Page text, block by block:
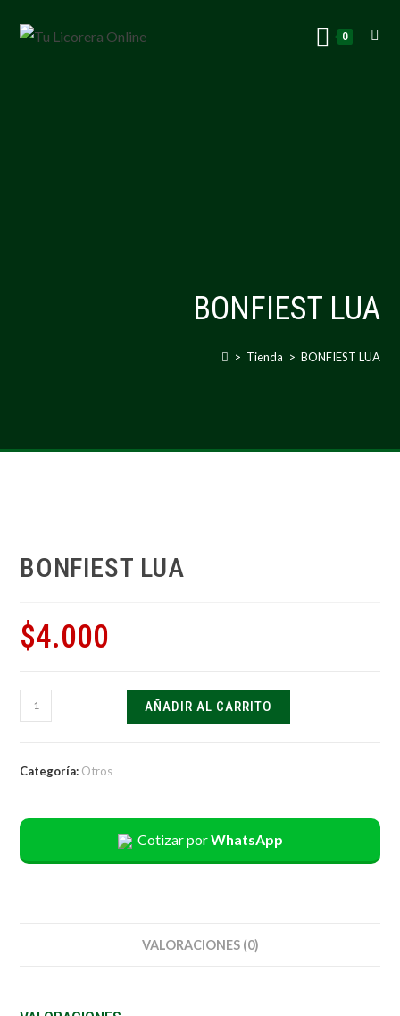
0
BONFIEST LUA
> Tienda > BONFIEST LUA
BONFIEST LUA
$4.000
AÑADIR AL CARRITO
Categoría: Otros
Cotizar porWhatsApp
VALORACIONES (0)